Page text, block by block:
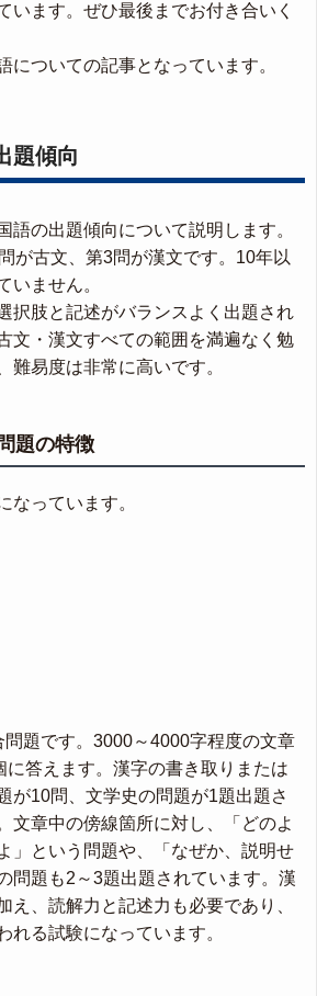
います。ぜひ最後までお付き合いく
ついての記事となっています。
題傾向
語の出題傾向について説明します。
が古文、第3問が漢文です。10年以
いません。
択肢と記述がバランスよく出題され
文・漢文すべての範囲を満遍なく勉
難易度は非常に高いです。
題の特徴
なっています。
題です。3000～4000字程度の文章
に答えます。漢字の書き取りまたは
が10問、文学史の問題が1題出題さ
文章中の傍線箇所に対し、「どのよ
」という問題や、「なぜか、説明せ
問題も2～3題出題されています。漢
え、読解力と記述力も必要であり、
れる試験になっています。